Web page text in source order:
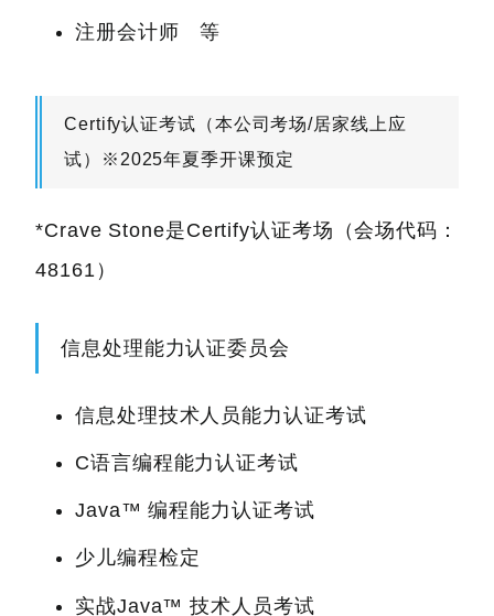
注册会计师 等
Certify认证考试（本公司考场/居家线上应
试）※2025年夏季开课预定
*Crave Stone是Certify认证考场（会场代码：
48161）
信息处理能力认证委员会
信息处理技术人员能力认证考试
C语言编程能力认证考试
Java™ 编程能力认证考试
少儿编程检定
实战Java™ 技术人员考试